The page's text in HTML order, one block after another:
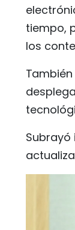
tiempo,
los